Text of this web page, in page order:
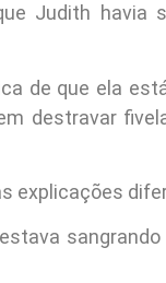
Judith havia
de que ela
destravar
explicações